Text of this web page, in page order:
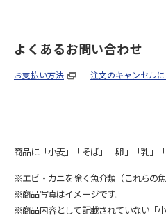
よくあるお問い合わせ
お支払い方法 注文のキャンセル
商品に「小麦」「そば」「卵」「乳」
※エビ・カニを除く魚介類（これらの
※商品写真はイメージです。
※商品内容として記載されていない「